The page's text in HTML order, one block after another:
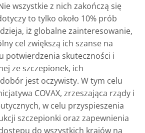
wszystkie z nich zakończą się
to tylko około 10% prób
iż globalne zainteresowanie,
cel zwiększą ich szanse na
potwierdzenia skuteczności i
ze szczepionek, ich
jest oczywisty. W tym celu
COVAX, zrzeszająca rządy i
w celu przyspieszenia
szczepionki oraz zapewnienia
do wszystkich krajów na